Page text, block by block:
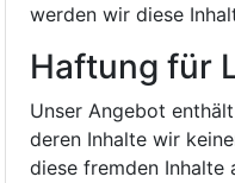
werden wir diese
Haftung für
Unser Angebot
deren Inhalte wir
diese fremden Inhalte